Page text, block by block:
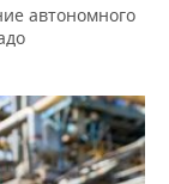
автономного